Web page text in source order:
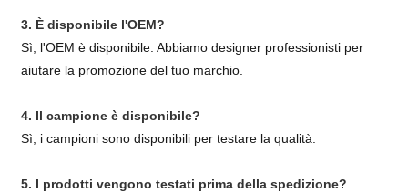
3. È disponibile l'OEM?
Sì, l'OEM è disponibile. Abbiamo designer professionisti per
aiutare la promozione del tuo marchio.
4. Il campione è disponibile?
Sì, i campioni sono disponibili per testare la qualità.
5. I prodotti vengono testati prima della spedizione?